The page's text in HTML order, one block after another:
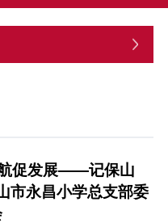
促发展——记保山
市永昌小学总支部委